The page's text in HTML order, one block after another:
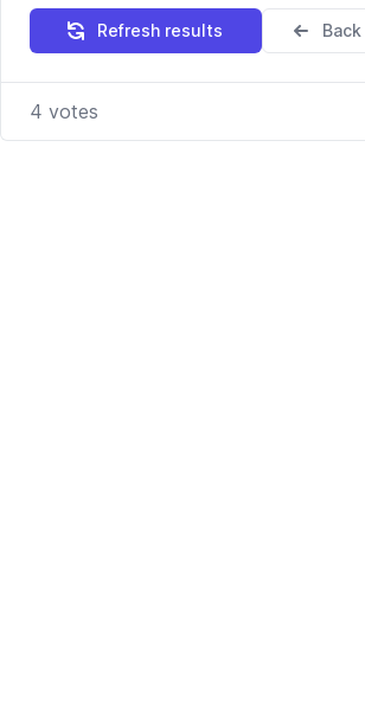
Refresh results
4 votes